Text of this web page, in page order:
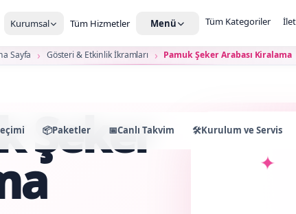
Kurumsal Tüm Hizmetler Menü Tüm Kategoriler
Sayfa Gösteri & Etkinlik İkramları Pamuk Şeker Arabası Kiralama
📦Paketler 📅Canlı Takvim 🛠️Kurulum ve Servis
Şeker ✦